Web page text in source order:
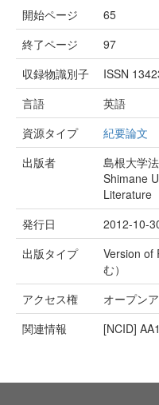
開始ページ
65
終了ページ
97
収録物識別子
ISSN
言語
英語
資源タイプ
紀要論文
出版者
島根大学
Shimane
Literature
発行日
2012-10-
出版タイプ
Version of
む）
アクセス権
オープン
関連情報
[NCID]